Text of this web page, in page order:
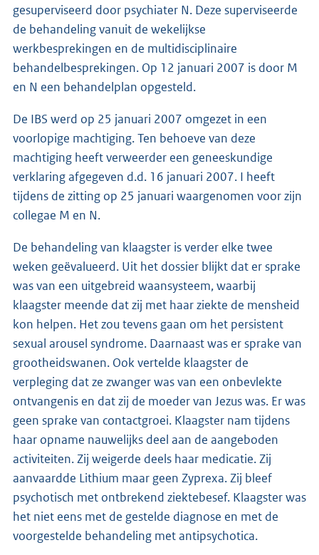
gesuperviseerd door psychiater N. Deze superviseerde
de behandeling vanuit de wekelijkse
werkbesprekingen en de multidisciplinaire
behandelbesprekingen. Op 12 januari 2007 is door M
en N een behandelplan opgesteld.
De IBS werd op 25 januari 2007 omgezet in een
voorlopige machtiging. Ten behoeve van deze
machtiging heeft verweerder een geneeskundige
verklaring afgegeven d.d. 16 januari 2007. I heeft
tijdens de zitting op 25 januari waargenomen voor zijn
collegae M en N.
De behandeling van klaagster is verder elke twee
weken geëvalueerd. Uit het dossier blijkt dat er sprake
was van een uitgebreid waansysteem, waarbij
klaagster meende dat zij met haar ziekte de mensheid
kon helpen. Het zou tevens gaan om het persistent
sexual arousel syndrome. Daarnaast was er sprake van
grootheidswanen. Ook vertelde klaagster de
verpleging dat ze zwanger was van een onbevlekte
ontvangenis en dat zij de moeder van Jezus was. Er was
geen sprake van contactgroei. Klaagster nam tijdens
haar opname nauwelijks deel aan de aangeboden
activiteiten. Zij weigerde deels haar medicatie. Zij
aanvaardde Lithium maar geen Zyprexa. Zij bleef
psychotisch met ontbrekend ziektebesef. Klaagster was
het niet eens met de gestelde diagnose en met de
voorgestelde behandeling met antipsychotica.